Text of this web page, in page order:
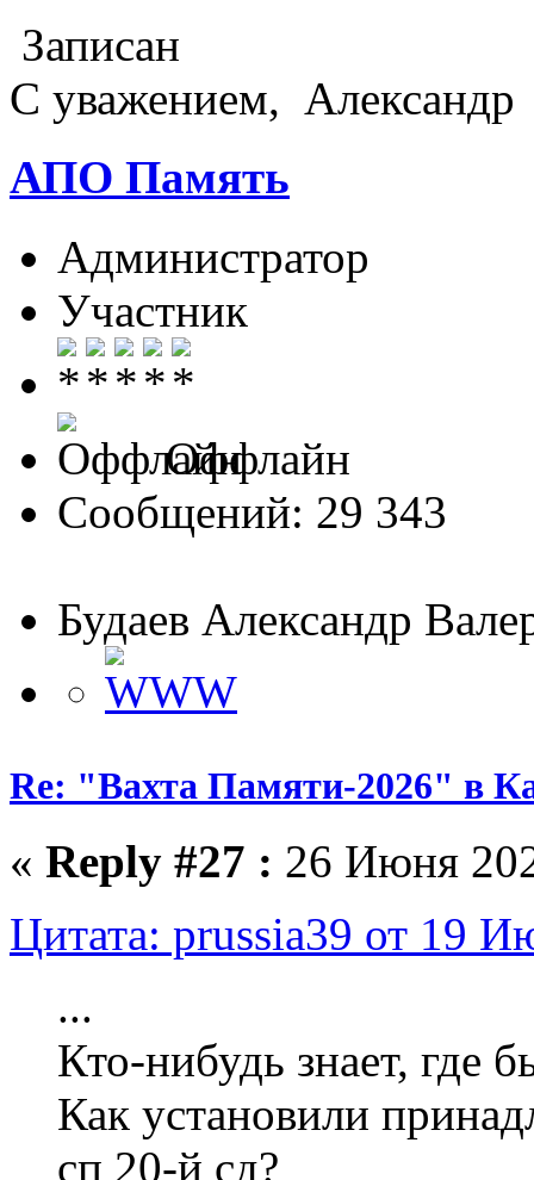
Записан
С уважением, Александр
АПО Память
Администратор
Участник
Оффлайн
Сообщений: 29 343
Будаев Александр
Re: "Вахта Памяти-2026" в
« Reply #27 : 26 Июня
Цитата: prussia39 от 19
...
Кто-нибудь знает, где
Как установили
сп 20-й сд?